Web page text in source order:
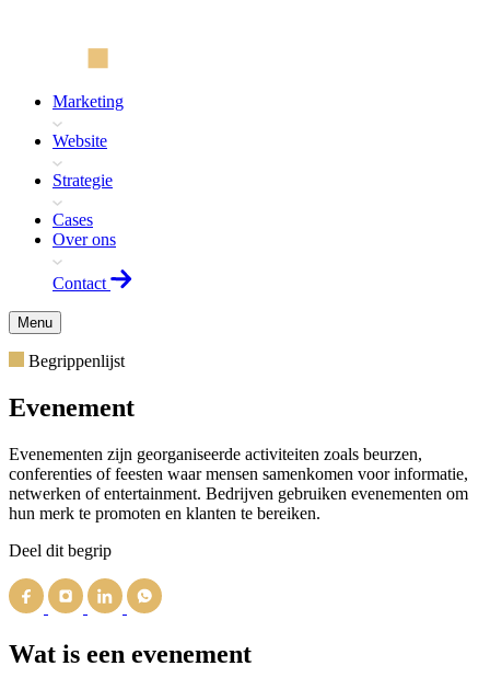
Marketing
Website
Strategie
Cases
Over ons
Contact
Menu
Begrippenlijst
Evenement
Evenementen zijn georganiseerde activiteiten zoals beurzen,
conferenties of feesten waar mensen samenkomen voor informatie,
netwerken of entertainment. Bedrijven gebruiken evenementen om
hun merk te promoten en klanten te bereiken.
Deel dit begrip
Wat is een evenement